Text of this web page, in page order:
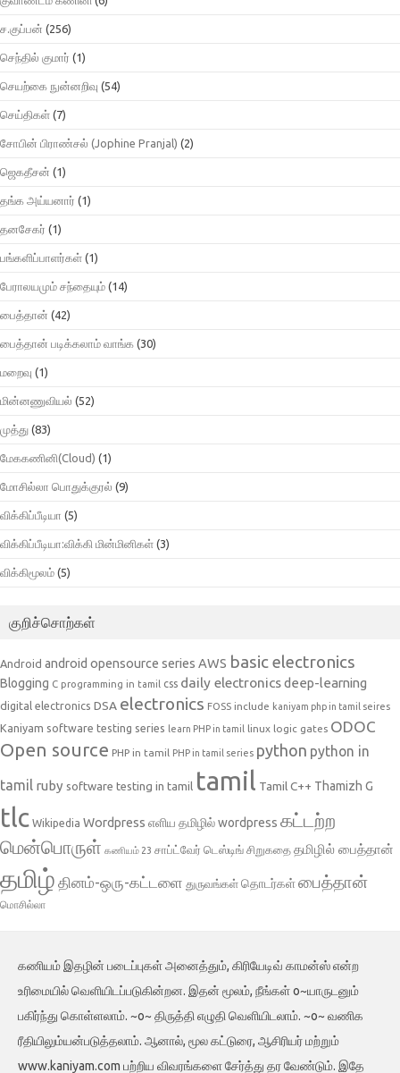
ச.குப்பன் (256)
செந்தில் குமார் (1)
செயற்கை நுன்னறிவு (54)
செய்திகள் (7)
சோபின் பிராண்சல் (Jophine Pranjal) (2)
ஜெகதீசன் (1)
தங்க அய்யனார் (1)
தனசேகர் (1)
பங்களிப்பாளர்கள் (1)
பேராலயமும் சந்தையும் (14)
பைத்தான் (42)
பைத்தான் படிக்கலாம் வாங்க (30)
மறைவு (1)
மின்னணுவியல் (52)
முத்து (83)
மேககணினி(Cloud) (1)
மோசில்லா பொதுக்குரல் (9)
விக்கிப்பீடியா (5)
விக்கிப்பீடியா:விக்கி மின்மினிகள் (3)
விக்கிமூலம் (5)
குறிச்சொற்கள்
Android android opensource series AWS basic electronics
Blogging C programming in tamil css daily electronicsdeep-learning
digital electronics DSA electronics FOSS include kaniyam php in tamil seires
Kaniyam software testing series learn PHP in tamil linux logic gates ODOC
Open source PHP in tamil PHP in tamil series python python in
tamil ruby software testing in tamil tamil Tamil C++ Thamizh G
tlc Wikipedia Wordpress எளிய தமிழில் wordpress கட்டற்ற
மென்பொருள் கணியம் 23 சாப்ட்வேர் டெஸ்டிங் சிறுகதை தமிழில் பைத்தான்
தமிழ் தினம்-ஒரு-கட்டளை துருவங்கள் தொடர்கள்பைத்தான்
மொசில்லா
கணியம் இதழின் படைப்புகள் அனைத்தும், கிரியேடிவ் காமன்ஸ் என்ற
உரிமையில் வெளியிடப்படுகின்றன. இதன் மூலம், நீங்கள் o~யாருடனும்
பகிர்ந்து கொள்ளலாம். ~o~ திருத்தி எழுதி வெளியிடலாம். ~o~ வணிக
ரீதியிலும்யன்படுத்தலாம். ஆனால், மூல கட்டுரை, ஆசிரியர் மற்றும்
www.kaniyam.com பற்றிய விவரங்களை சேர்த்து தர வேண்டும். இதே